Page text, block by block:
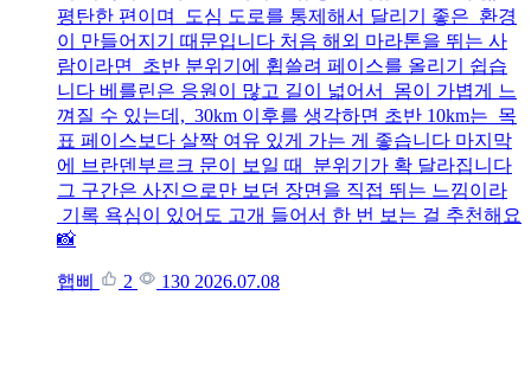
평탄한 편이며 도심 도로를 통제해서 달리기 좋은 환경
이 만들어지기 때문입니다 처음 해외 마라톤을 뛰는 사
람이라면 초반 분위기에 휩쓸려 페이스를 올리기 쉽습
니다 베를린은 응원이 많고 길이 넓어서 몸이 가볍게 느
껴질 수 있는데, 30km 이후를 생각하면 초반 10km는 목
표 페이스보다 살짝 여유 있게 가는 게 좋습니다 마지막
에 브란덴부르크 문이 보일 때 분위기가 확 달라집니다
그 구간은 사진으로만 보던 장면을 직접 뛰는 느낌이라
기록 욕심이 있어도 고개 들어서 한 번 보는 걸 추천해요
📸
햅삐 2 130 2026.07.08